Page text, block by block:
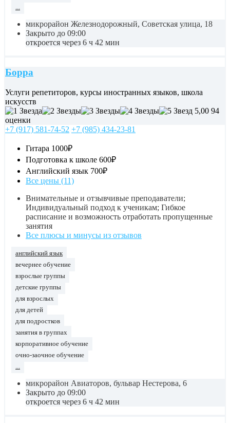
микрорайон Железнодорожный, Советская улица, 18
Закрыто до 09:00
откроется через 6 ч 42 мин
Борра
Услуги репетиторов, курсы иностранных языков, школа
искусств
5,00 94
оценки
+7 (917) 581-74-52 +7 (985) 434-23-81
Гитара 1000₽
Подготовка к школе 600₽
Английский язык 700₽
Все цены (11)
Внимательные и отзывчивые преподаватели;
Индивидуальный подход к ученикам; Гибкое
расписание и возможность отработать пропущенные
занятия
Все плюсы и минусы из отзывов
английский язык
вечернее обучение
взрослые группы
детские группы
для взрослых
для детей
для подростков
занятия в группах
корпоративное обучение
очно-заочное обучение
...
микрорайон Авиаторов, бульвар Нестерова, 6
Закрыто до 09:00
откроется через 6 ч 42 мин